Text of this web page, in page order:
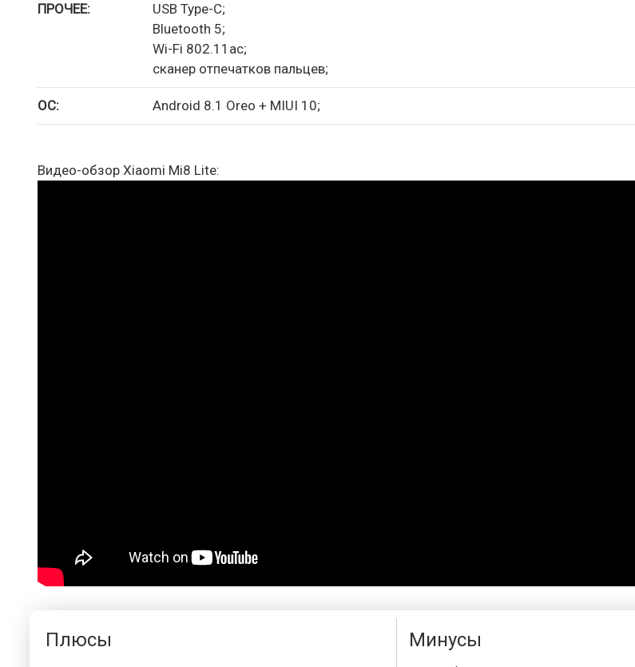
ПРОЧЕЕ:
USB Type-C;
Bluetooth 5;
Wi-Fi 802.11ac;
сканер отпечатков пальцев;
ОС: Android 8.1 Oreo + MIUI 10;
Видео-обзор Xiaomi Mi8 Lite:
Плюсы Минусы